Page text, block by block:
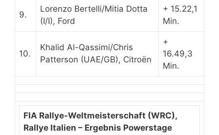
9.
Lorenzo Bertelli/Mitia Dotta
(I/I), Ford
+ 15.22,1
Min.
10.
Khalid Al-Qassimi/Chris
Patterson (UAE/GB), Citroën
+
16.49,3
Min.
FIA Rallye-Weltmeisterschaft (WRC),
Rallye Italien – Ergebnis Powerstage